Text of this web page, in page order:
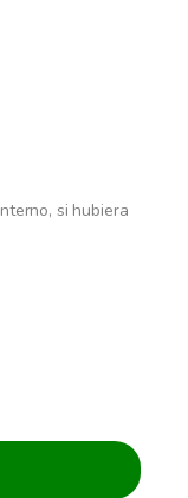
de Corea.
si hubiera